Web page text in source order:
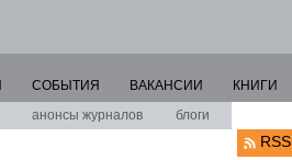
анонсы журналов блоги
СОБЫТИЯ ВАКАНСИИ КНИГИ
RSS